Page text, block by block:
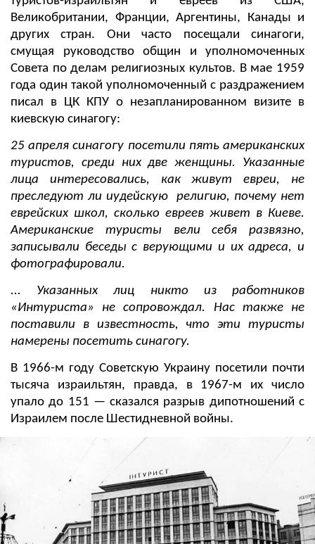
Великобритании, Франции, Аргентины, Канады и
других стран. Они часто посещали синагоги,
смущая руководство общин и уполномоченных
Совета по делам религиозных культов. В мае 1959
года один такой уполномоченный с раздражением
писал в ЦК КПУ о незапланированном визите в
киевскую синагогу:
25 апреля синагогу посетили пять американских
туристов, среди них две женщины. Указанные
лица интересовались, как живут евреи, не
преследуют ли иудейскую религию, почему нет
еврейских школ, сколько евреев живет в Киеве.
Американские туристы вели себя развязно,
записывали беседы с верующими и их адреса, и
фотографировали.
... Указанных лиц никто из работников
«Интуриста» не сопровождал. Нас также не
поставили в известность, что эти туристы
намерены посетить синагогу.
В 1966-м году Советскую Украину посетили почти
тысяча израильтян, правда, в 1967-м их число
упало до 151 — сказался разрыв дипотношений с
Израилем после Шестидневной войны.